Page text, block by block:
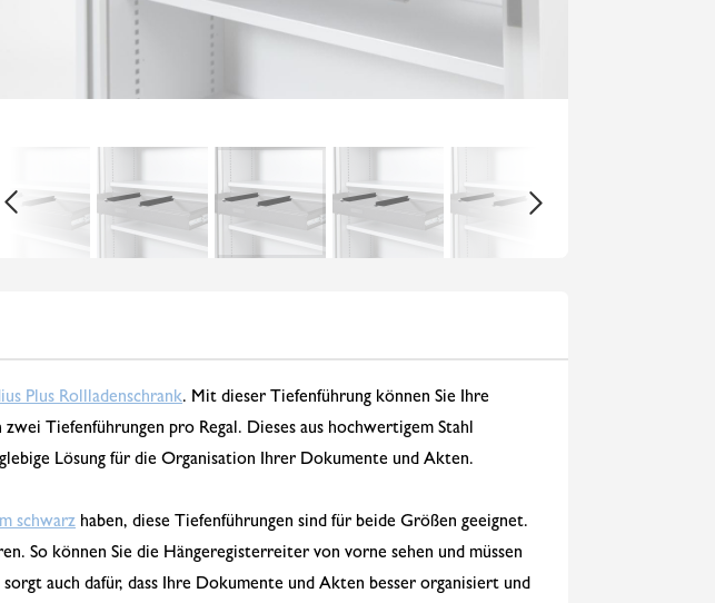
Plus Rollladenschrank. Mit dieser Tiefenführung können Sie Ihre
Tiefenführungen pro Regal. Dieses aus hochwertigem Stahl
Lösung für die Organisation Ihrer Dokumente und Akten.
schwarz haben, diese Tiefenführungen sind für beide Größen geeignet.
So können Sie die Hängeregisterreiter von vorne sehen und müssen
auch dafür, dass Ihre Dokumente und Akten besser organisiert und